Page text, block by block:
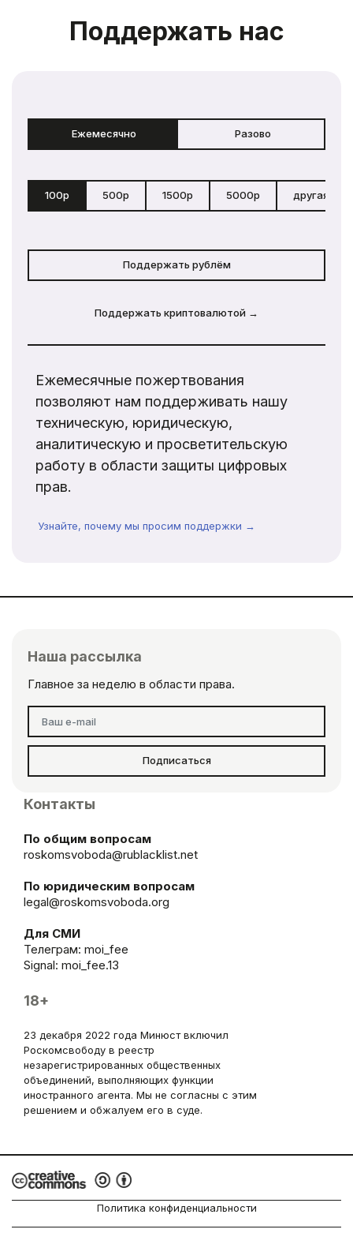
Поддержать нас
Ежемесячно Разово
100р 500р 1500р 5000р другая
Поддержать рублём
Поддержать криптовалютой →
Ежемесячные пожертвования
позволяют нам поддерживать нашу
техническую, юридическую,
аналитическую и просветительскую
работу в области защиты цифровых
прав.
Узнайте, почему мы просим поддержки →
Наша рассылка
Главное за неделю в области права.
Подписаться
Контакты
По общим вопросам
roskomsvoboda@rublacklist.net
По юридическим вопросам
legal@roskomsvoboda.org
Для СМИ
Телеграм: moi_fee
Signal: moi_fee.13
18+
23 декабря 2022 года Минюст включил
Роскомсвободу в реестр
незарегистрированных общественных
объединений, выполняющих функции
иностранного агента. Мы не согласны с этим
решением и обжалуем его в суде.
Политика конфиденциальности